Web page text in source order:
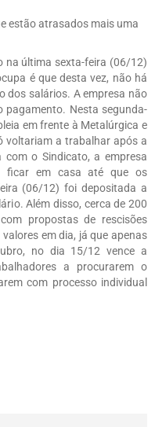
estão atrasados mais uma
na última sexta-feira (06/12)
é que desta vez, não há
dos salários. A empresa não
pagamento. Nesta segunda-
em frente à Metalúrgica e
voltariam a trabalhar após a
o Sindicato, a empresa
ficar em casa até que os
(06/12) foi depositada a
Além disso, cerca de 200
propostas de rescisões
em dia, já que apenas
no dia 15/12 vence a
a procurarem o
com processo individual